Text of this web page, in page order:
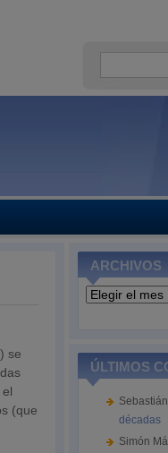
se
(que
ARCHIVOS
Archivos
ÚLTIMOS
décadas
Simón